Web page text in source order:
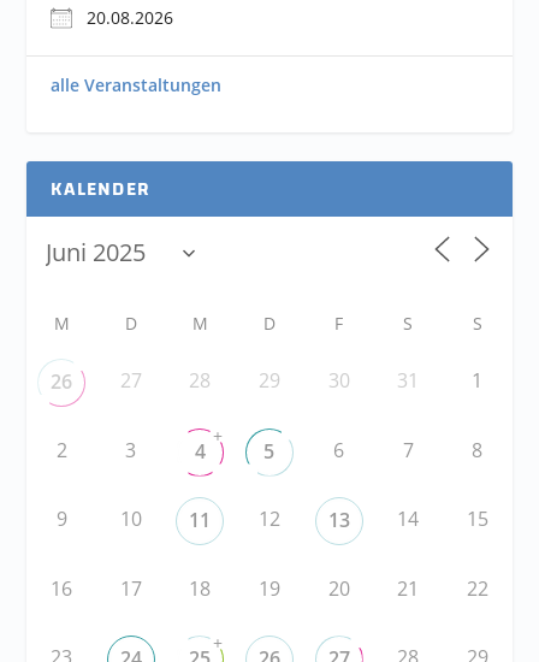
20.08.2026
alle Veranstaltungen
KALENDER
M D M D F S S
26 27 28 29 30 31 1
2 3 4
+
5 6 7 8
9 10 11 12 13 14 15
16 17 18 19 20 21 22
+